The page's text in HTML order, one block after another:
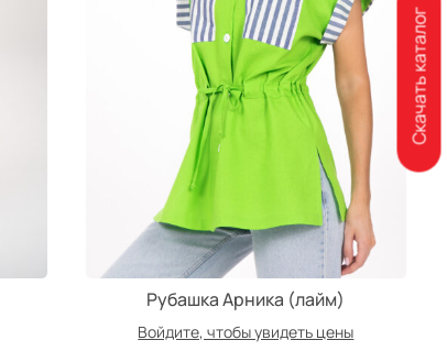
Рубашка Арника (лайм)
Войдите, чтобы увидеть цены
Скачать каталог